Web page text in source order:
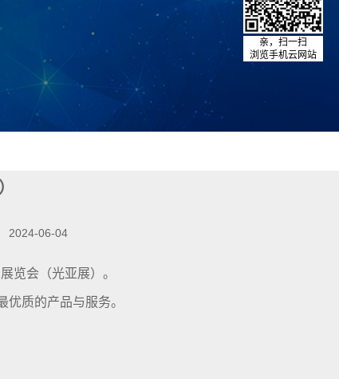
2024-06-04
览会（光亚展）。
质的产品与服务。
亲，扫一扫
浏览手机云网站